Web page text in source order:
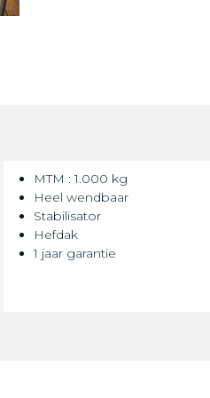
MTM : 1.000 kg
Heel wendbaar
Stabilisator
Hefdak
1 jaar garantie